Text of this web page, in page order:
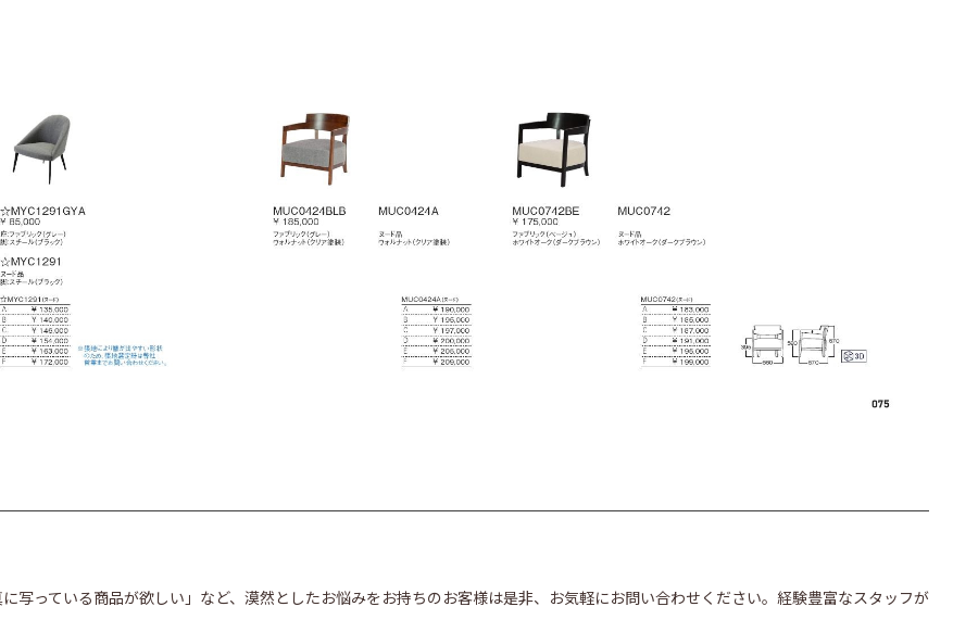
写っている商品が欲しい」など、漠然としたお悩みをお持ちのお客様は是非、お気軽にお問い合わせください。経験豊富なスタッフが